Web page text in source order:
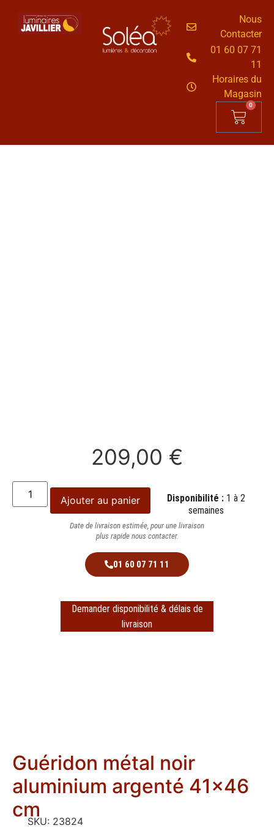
Nous
Contacter
01 60 07 71
11
Horaires du
Magasin
0
209,00 €
Ajouter au panier Disponibilité : 1 à 2
semaines
Date de livraison estimée, pour une livraison
plus rapide nous contacter.
01 60 07 71 11
Demander disponibilité & délais de
livraison
Guéridon métal noir
aluminium argenté 41×46
cmSKU: 23824